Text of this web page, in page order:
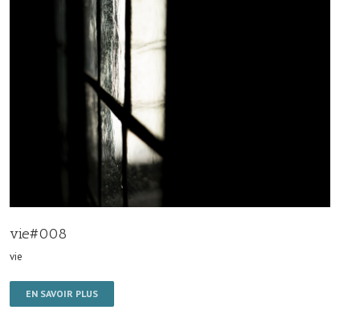
vie#008
vie
EN SAVOIR PLUS